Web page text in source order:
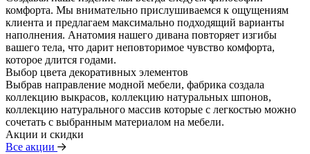
комфорта. Мы внимательно прислушиваемся к ощущениям
клиента и предлагаем максимально подходящий варианты
наполнения. Анатомия нашего дивана повторяет изгибы
вашего тела, что дарит неповторимое чувство комфорта,
которое длится годами.
Выбор цвета декоративных элементов
Выбрав направление модной мебели, фабрика создала
коллекцию выкрасов, коллекцию натуральных шпонов,
коллекцию натурального массив которые с легкостью можно
сочетать с выбранным материалом на мебели.
Акции и скидки
Все акции